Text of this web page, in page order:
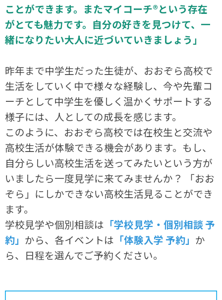
ことができます。またマイコーチ®という存在
がとても魅力です。自分の好きを見つけて、一
緒になりたい大人に近づいていきましょう」
昨年まで中学生だった生徒が、おおぞら高校で
生活をしていく中で様々な経験し、今や先輩コ
ーチとして中学生を優しく温かくサポートする
様子には、人としての成長を感じます。
このように、おおぞら高校では在校生と交流や
高校生活が体験できる機会があります。もし、
自分らしい高校生活を送ってみたいという方が
いましたら一度見学に来てみませんか？ 「おお
ぞら」にしかできない高校生活見ることができ
ます。
学校見学や個別相談は 「学校見学・個別相談 予
約」 から、各イベントは 「体験入学 予約」 か
ら、日程を選んでご予約ください。